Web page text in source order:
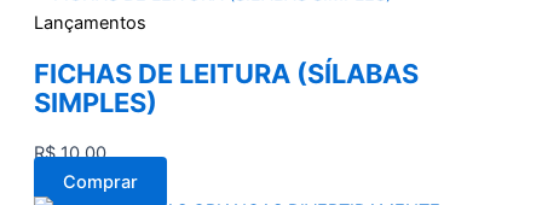
Lançamentos
FICHAS DE LEITURA (SÍLABAS
SIMPLES)
R$10,00
Comprar